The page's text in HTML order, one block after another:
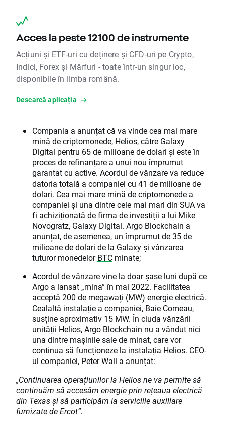
Acces la peste 12100 de instrumente
Acțiuni și ETF-uri cu deținere și CFD-uri pe Crypto,
Indici, Forex și Mărfuri - toate într-un singur loc,
disponibile în limba română.
Descarcă aplicația
Compania a anunțat că va vinde cea mai mare
mină de criptomonede, Helios, către Galaxy
Digital pentru 65 de milioane de dolari și este în
proces de refinanțare a unui nou împrumut
garantat cu active. Acordul de vânzare va reduce
datoria totală a companiei cu 41 de milioane de
dolari. Cea mai mare mină de criptomonede a
companiei și una dintre cele mai mari din SUA va
fi achiziționată de firma de investiții a lui Mike
Novogratz, Galaxy Digital. Argo Blockchain a
anunțat, de asemenea, un împrumut de 35 de
milioane de dolari de la Galaxy și vânzarea
tuturor monedelorBTC minate;
Acordul de vânzare vine la doar șase luni după ce
Argo a lansat „mina” în mai 2022. Facilitatea
acceptă 200 de megawați (MW) energie electrică.
Cealaltă instalație a companiei, Baie Comeau,
susține aproximativ 15 MW. În ciuda vânzării
unității Helios, Argo Blockchain nu a vândut nici
una dintre mașinile sale de minat, care vor
continua să funcționeze la instalația Helios. CEO-
ul companiei, Peter Wall a anunțat:
„Continuarea operațiunilor la Helios ne va permite să
continuăm să accesăm energie prin rețeaua electrică
din Texas și să participăm la serviciile auxiliare
furnizate de Ercot”.